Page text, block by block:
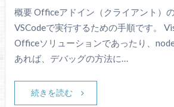
概要 Officeアドイン（クライアント）の
VSCodeで実行するための手順です。
Officeソリューションであったり、
あれば、デバッグの方法に…
続きを読む